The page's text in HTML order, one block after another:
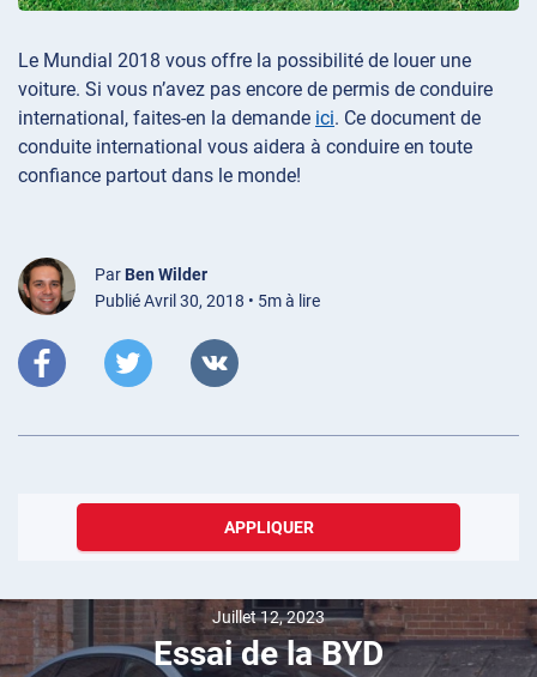
Le Mundial 2018 vous offre la possibilité de louer une
voiture. Si vous n’avez pas encore de permis de conduire
international, faites-en la demande ici. Ce document de
conduite international vous aidera à conduire en toute
confiance partout dans le monde!
Par Ben Wilder
Publié Avril 30, 2018 • 5m à lire
APPLIQUER
Juillet 12, 2023
Essai de la BYD